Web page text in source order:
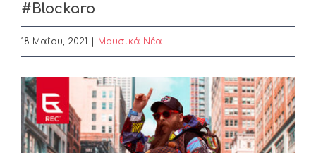
#Blockaro
18 Μαΐου, 2021 Μουσικά Νέα
View
Larger
Image